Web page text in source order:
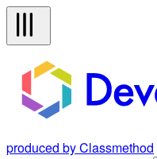
produced by Classmethod